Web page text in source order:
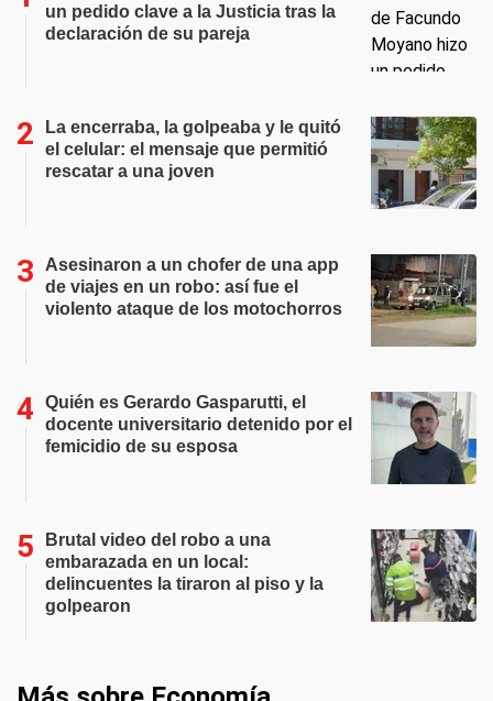
un pedido clave a la Justicia tras la
declaración de su pareja
La encerraba, la golpeaba y le quitó
el celular: el mensaje que permitió
rescatar a una joven
Asesinaron a un chofer de una app
de viajes en un robo: así fue el
violento ataque de los motochorros
Quién es Gerardo Gasparutti, el
docente universitario detenido por el
femicidio de su esposa
Brutal video del robo a una
embarazada en un local:
delincuentes la tiraron al piso y la
golpearon